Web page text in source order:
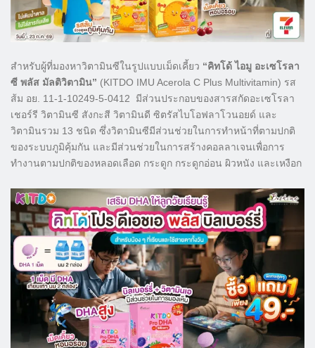
สำหรับผู้ที่มองหาวิตามินซีในรูปแบบเม็ดเคี้ยว “คิทโด้ ไอมู อะเซโรลา
ซี พลัส มัลติวิตามิน” (KITDO IMU Acerola C Plus Multivitamin) รส
ส้ม อย. 11-1-10249-5-0412 มีส่วนประกอบของสารสกัดอะเซโรลา
เชอร์รี วิตามินซี สังกะสี วิตามินดี ซิตรัสไบโอฟลาโวนอยด์ และ
วิตามินรวม 13 ชนิด ซึ่งวิตามินซีมีส่วนช่วยในการทำหน้าที่ตามปกติ
ของระบบภูมิคุ้มกัน และมีส่วนช่วยในการสร้างคอลลาเจนเพื่อการ
ทำงานตามปกติของหลอดเลือด กระดูก กระดูกอ่อน ผิวหนัง และเหงือก